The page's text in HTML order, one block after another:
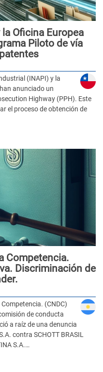
Oficina Europea
Piloto de vía
(INAPI) y la
anunciado un
Highway (PPH). Este
el proceso de obtención de
Competencia.
Discriminación de
(CNDC)
de conducta
a raíz de una denuncia
contra SCHOTT BRASIL
S.A.…